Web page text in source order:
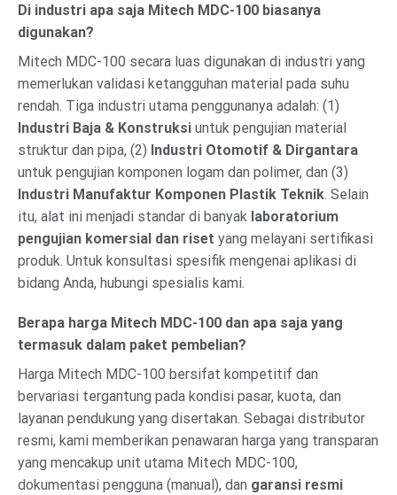
Di industri apa saja Mitech MDC-100 biasanya
digunakan?
Mitech MDC-100 secara luas digunakan di industri yang
memerlukan validasi ketangguhan material pada suhu
rendah. Tiga industri utama penggunanya adalah: (1)
Industri Baja & Konstruksi untuk pengujian material
struktur dan pipa, (2) Industri Otomotif & Dirgantara
untuk pengujian komponen logam dan polimer, dan (3)
Industri Manufaktur Komponen Plastik Teknik. Selain
itu, alat ini menjadi standar di banyak laboratorium
pengujian komersial dan riset yang melayani sertifikasi
produk. Untuk konsultasi spesifik mengenai aplikasi di
bidang Anda, hubungi spesialis kami.
Berapa harga Mitech MDC-100 dan apa saja yang
termasuk dalam paket pembelian?
Harga Mitech MDC-100 bersifat kompetitif dan
bervariasi tergantung pada kondisi pasar, kuota, dan
layanan pendukung yang disertakan. Sebagai distributor
resmi, kami memberikan penawaran harga yang transparan
yang mencakup unit utama Mitech MDC-100,
dokumentasi pengguna (manual), dan garansi resmi